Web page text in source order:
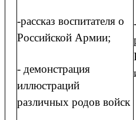
-рассказ воспитателя о
Российской Армии;
- демонстрация
иллюстраций
различных родов войск